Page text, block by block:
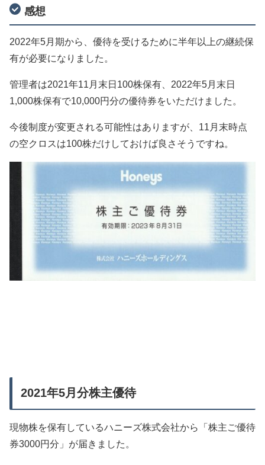
感想
2022年5月期から、優待を受けるために半年以上の継続保
有が必要になりました。
管理者は2021年11月末日100株保有、2022年5月末日
1,000株保有で10,000円分の優待券をいただけました。
今後制度が変更される可能性はありますが、11月末時点
の空クロスは100株だけしておけば良さそうですね。
2021年5月分株主優待
現物株を保有しているハニーズ株式会社から「株主ご優待
券3000円分」が届きました。